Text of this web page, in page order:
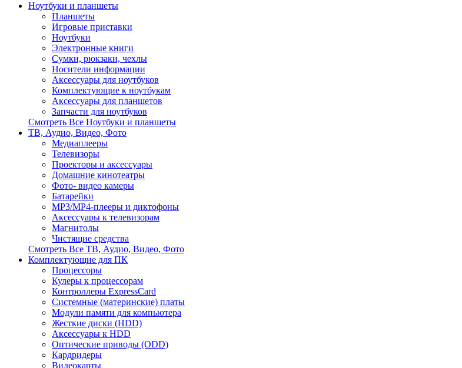
Ноутбуки и планшеты
Планшеты
Игровые приставки
Ноутбуки
Электронные книги
Сумки, рюкзаки, чехлы
Носители информации
Аксессуары для ноутбуков
Комплектующие к ноутбукам
Аксессуары для планшетов
Запчасти для ноутбуков
Смотреть Все Ноутбуки и планшеты
ТВ, Аудио, Видео, Фото
Медиаплееры
Телевизоры
Проекторы и аксессуары
Домашние кинотеатры
Фото- видео камеры
Батарейки
MP3/MP4-плееры и диктофоны
Аксессуары к телевизорам
Магнитолы
Чистящие средства
Смотреть Все ТВ, Аудио, Видео, Фото
Комплектующие для ПК
Процессоры
Кулеры к процессорам
Контроллеры ExpressCard
Системные (материнские) платы
Модули памяти для компьютера
Жесткие диски (HDD)
Аксессуары к HDD
Оптические приводы (ODD)
Кардридеры
Видеокарты